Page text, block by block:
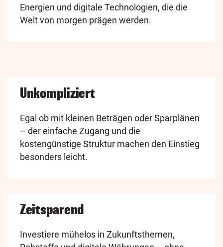
Energien und digitale Technologien, die die
Welt von morgen prägen werden.
Unkompliziert
Egal ob mit kleinen Beträgen oder Sparplänen
– der einfache Zugang und die
kostengünstige Struktur machen den Einstieg
besonders leicht.
Zeitsparend
Investiere mühelos in Zukunftsthemen,